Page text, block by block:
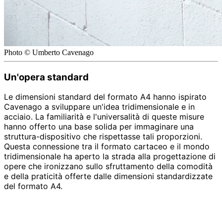
Photo © Umberto Cavenago
Un'opera standard
Le dimensioni standard del formato A4 hanno ispirato
Cavenago a sviluppare un'idea tridimensionale e in
acciaio. La familiarità e l'universalità di queste misure
hanno offerto una base solida per immaginare una
struttura-dispositivo che rispettasse tali proporzioni.
Questa connessione tra il formato cartaceo e il mondo
tridimensionale ha aperto la strada alla progettazione di
opere che ironizzano sullo sfruttamento della comodità
e della praticità offerte dalle dimensioni standardizzate
del formato A4.